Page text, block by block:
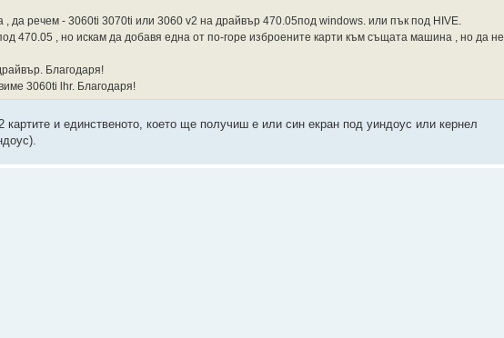
да речем - 3060ti 3070ti или 3060 v2 на драйвър 470.05под windows. или пък под HIVE.
470.05 , но искам да добавя една от по-горе изброените карти към същата машина , но да не
Благодаря!
3060ti lhr. Благодаря!
и единственото, което ще получиш е или син екран под уиндоус или кернел